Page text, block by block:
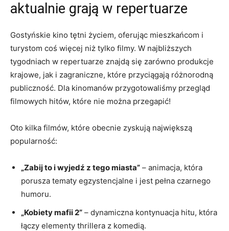
aktualnie grają w repertuarze
Gostyńskie kino tętni życiem, oferując mieszkańcom i
turystom coś więcej niż tylko filmy. W najbliższych
tygodniach w repertuarze znajdą się zarówno produkcje
krajowe, jak i zagraniczne, które przyciągają różnorodną
publiczność. Dla kinomanów przygotowaliśmy przegląd
filmowych hitów, które nie można przegapić!
Oto kilka filmów, które obecnie zyskują największą
popularność:
„Zabij to i wyjedź z tego miasta” – animacja, która
porusza tematy egzystencjalne i jest pełna czarnego
humoru.
„Kobiety mafii 2” – dynamiczna kontynuacja hitu, która
łączy elementy thrillera z komedią.